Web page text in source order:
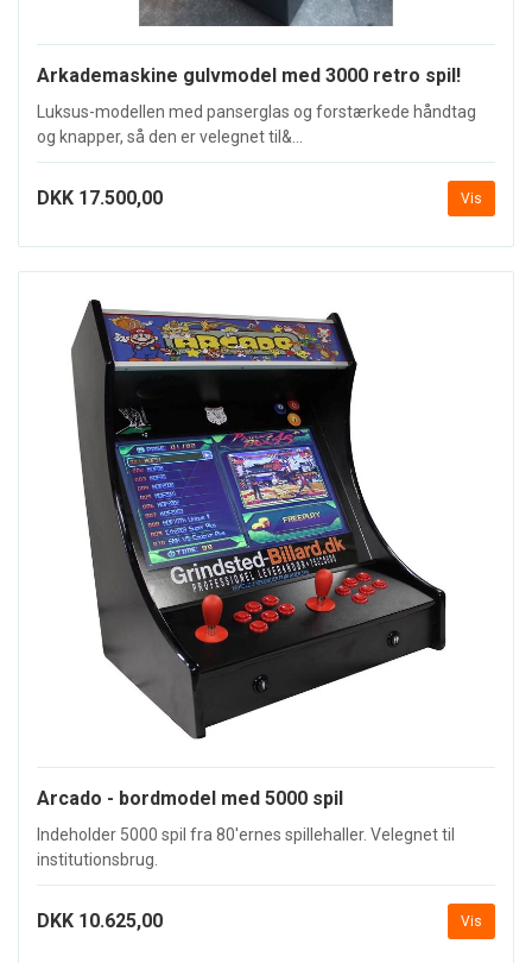
Arkademaskine gulvmodel med 3000 retro spil!
Luksus-modellen med panserglas og forstærkede håndtag
og knapper, så den er velegnet til&...
DKK 17.500,00 Vis
Arcado - bordmodel med 5000 spil
Indeholder 5000 spil fra 80'ernes spillehaller. Velegnet til
institutionsbrug.
DKK 10.625,00 Vis